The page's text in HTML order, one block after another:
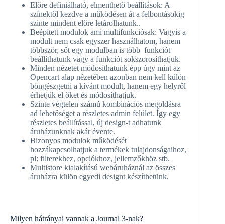
Előre definiálható, elmenthető beállítások: A
színektől kezdve a működésen át a felbontásokig
szinte mindent előre letárolhatunk..
Beépített modulok ami multifunkciósak: Vagyis a
modult nem csak egyszer használhatom, hanem
többször, sőt egy modulban is több funkciót
beállíthatunk vagy a funkciót sokszorosíthatjuk.
Minden nézetet módosíthatunk épp úgy mint az
Opencart alap nézetében azonban nem kell külön
böngészgetni a kívánt modult, hanem egy helyről
érhetjük el őket és módosíthatjuk.
Szinte végtelen számú kombinációs megoldásra
ad lehetőséget a részletes admin felület. Így egy
részletes beállítással, új design-t adhatunk
áruházunknak akár évente.
Bizonyos modulok működését
hozzákapcsolhatjuk a termékek tulajdonságaihoz,
pl: filterekhez, opciókhoz, jellemzőkhöz stb.
Multistore kialakítású webáruháznál az összes
áruházra külön egyedi designt készíthetünk.
Milyen hátrányai vannak a Journal 3-nak?